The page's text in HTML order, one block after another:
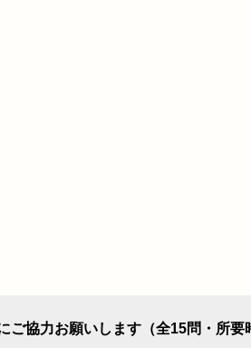
ご協力お願いします（全15問・所要